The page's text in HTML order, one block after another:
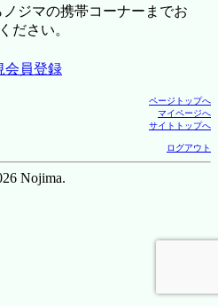
ジマの携帯コーナーまでお
ださい。
会員登録
ページトップへ
マイページへ
サイトトップへ
ログアウト
Nojima.